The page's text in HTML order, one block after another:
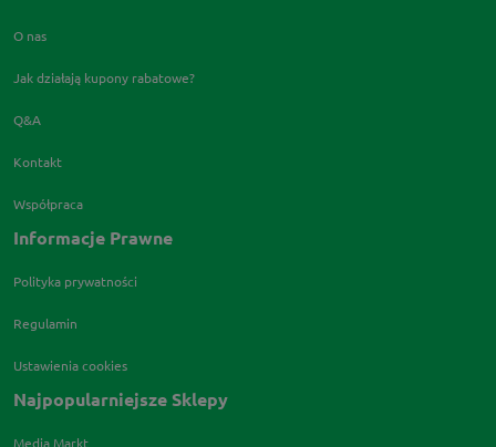
O nas
Jak działają kupony rabatowe?
Q&A
Kontakt
Współpraca
Informacje Prawne
Polityka prywatności
Regulamin
Ustawienia cookies
Najpopularniejsze Sklepy
Media Markt